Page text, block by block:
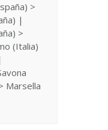
>
|
>
(Italia)
Marsella